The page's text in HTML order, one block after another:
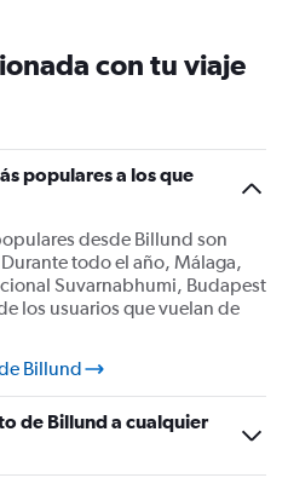
con tu viaje
populares a los que
desde Billund son
todo el año, Málaga,
Suvarnabhumi, Budapest
los usuarios que vuelan de
Billund
de Billund a cualquier